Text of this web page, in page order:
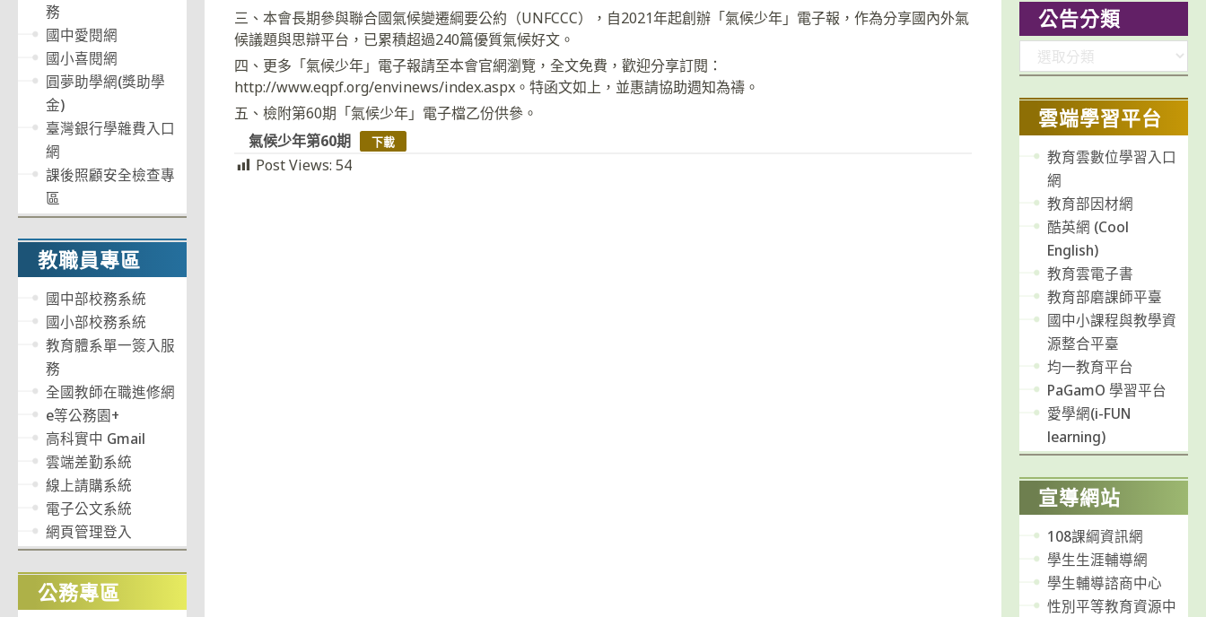
三、本會長期參與聯合國氣候變遷綱要公約（UNFCCC），自2021年起創辦「氣候少年」電子報，作為分享國內外氣
候議題與思辯平台，已累積超過240篇優質氣候好文。
四、更多「氣候少年」電子報請至本會官網瀏覽，全文免費，歡迎分享訂閱：
http://www.eqpf.org/envinews/index.aspx。特函文如上，並惠請協助週知為禱。
五、檢附第60期「氣候少年」電子檔乙份供參。
氣候少年第60期
下載
Post Views: 54
務
國中愛閱網
國小喜閱網
圓夢助學網(獎助學
金)
臺灣銀行學雜費入口
網
課後照顧安全檢查專
區
教職員專區
國中部校務系統
國小部校務系統
教育體系單一簽入服
務
全國教師在職進修網
e等公務園+
高科實中 Gmail
雲端差勤系統
線上請購系統
電子公文系統
網頁管理登入
公務專區
公告分類
類
雲端學習平台
教育雲數位學習入口
網
教育部因材網
酷英網 (Cool
English)
教育雲電子書
教育部磨課師平臺
國中小課程與教學資
源整合平臺
均一教育平台
PaGamO 學習平台
愛學網(i-FUN
learning)
宣導網站
108課綱資訊網
學生生涯輔導網
學生輔導諮商中心
性別平等教育資源中